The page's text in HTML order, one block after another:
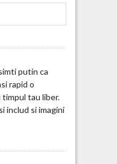
putin ca
rapid o
tau liber.
includ si imagini